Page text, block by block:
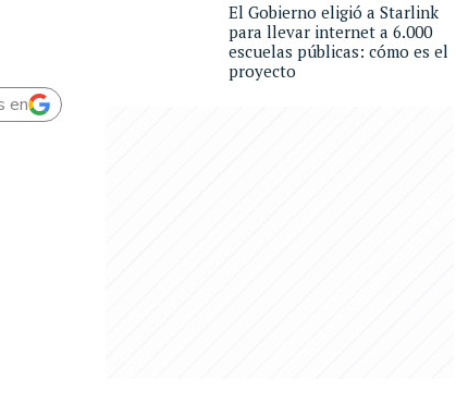
en
El Gobierno eligió a Starlink
para llevar internet a 6.000
escuelas públicas: cómo es el
proyecto